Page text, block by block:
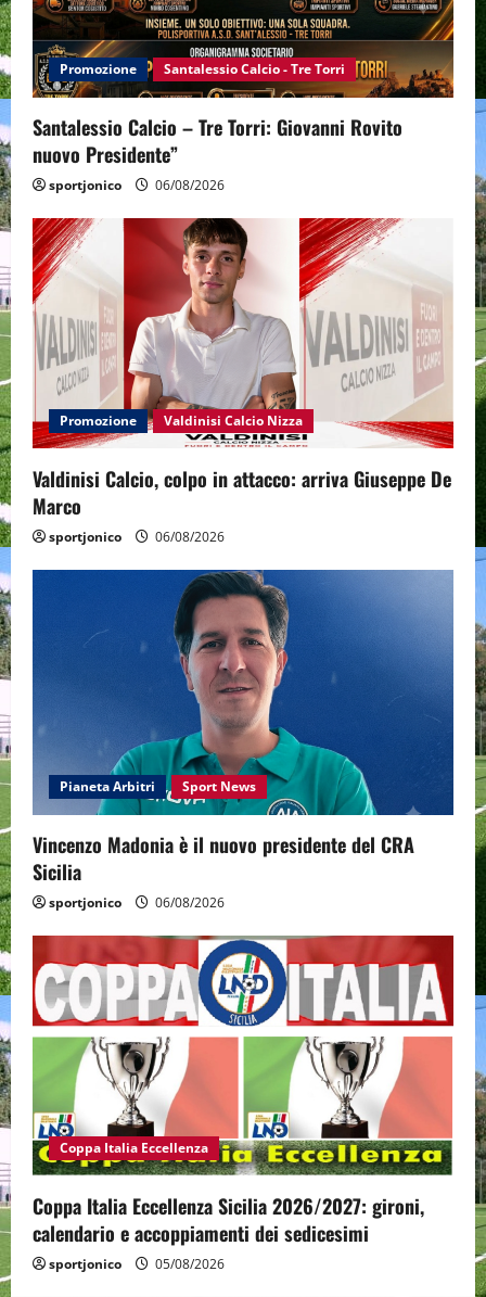
Promozione Santalessio Calcio - Tre Torri
Santalessio Calcio – Tre Torri: Giovanni Rovito
nuovo Presidente”
sportjonico 06/08/2026
Promozione Valdinisi Calcio Nizza
Valdinisi Calcio, colpo in attacco: arriva Giuseppe De
Marco
sportjonico 06/08/2026
Pianeta Arbitri Sport News
Vincenzo Madonia è il nuovo presidente del CRA
Sicilia
sportjonico 06/08/2026
Coppa Italia Eccellenza
Coppa Italia Eccellenza Sicilia 2026/2027: gironi,
calendario e accoppiamenti dei sedicesimi
sportjonico 05/08/2026